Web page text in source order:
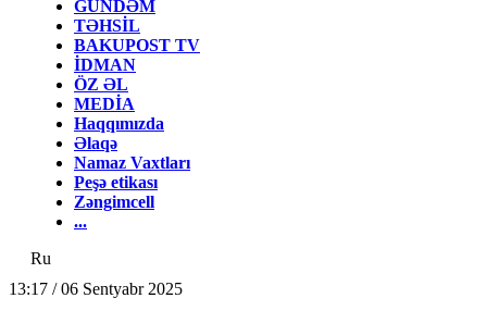
GÜNDƏM
TƏHSİL
BAKUPOST TV
İDMAN
ÖZ ƏL
MEDİA
Haqqımızda
Əlaqə
Namaz Vaxtları
Peşə etikası
Zəngimcell
...
Ru
13:17 / 06 Sentyabr 2025